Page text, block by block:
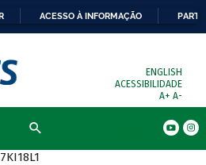
ACESSO À INFORMAÇÃO
ENGLISH
ACESSIBILIDADE
A+ A-